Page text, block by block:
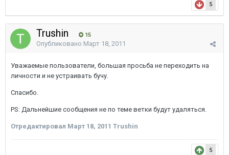
5
Trushin 15
Опубликовано Март 18, 2011
Уважаемые пользователи, большая просьба не переходить на
личности и не устраивать бучу.
Спасибо.
PS: Дальнейшие сообщения не по теме ветки будут удаляться.
Отредактировал Март 18, 2011 Trushin
5